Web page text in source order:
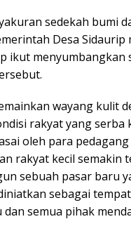
sedekah bumi
Desa
ikut
wayang kulit
rakyat yang serba
oleh para
rakyat kecil semakin
sebuah pasar baru
sebagai
semua pihak